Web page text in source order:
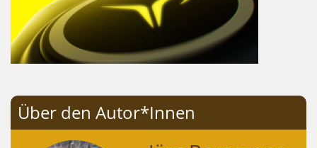
Über den Autor*Innen